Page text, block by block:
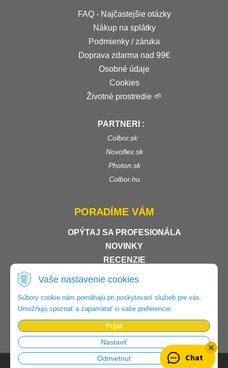
Vaše nastavenie cookies
Súbory cookie nám pomáhajú pri poskytovaní služieb pre vás.
Umožňujú spoznať a zapamätať si vaše preferencie.
Prijať
Nastaviť
Odmietnuť
FAQ - Najčastejšie otázky
Nákup na splátky
Podmienky / záruka
Doprava zdarma nad 99€
Osobné údaje
Cookies
Životné prostredie 🌱
PARTNERI :
Colbor.sk
Novoflex.sk
Photon.sk
Colbor.hu
PORADÍME VÁM
OPÝTAJ SA PROFESIONÁLA
NOVINKY
RECENZIE
SHOP ROKU
© 2026 Foto-video-shop •tvorba eshopu cez UNIobchod,webhosting
Chat